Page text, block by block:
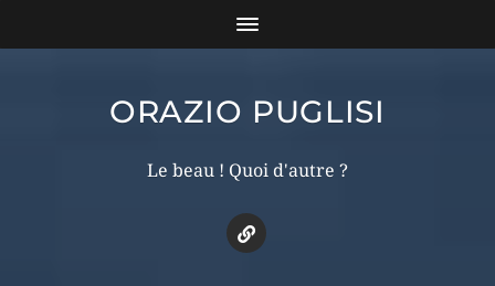
ORAZIO PUGLISI
Le beau ! Quoi d'autre ?